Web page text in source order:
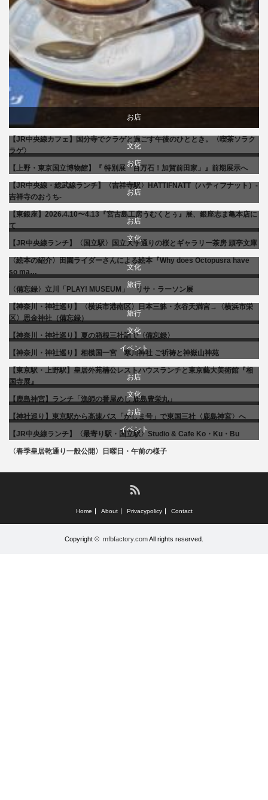
お店
食べ物
【JR中央線カフェ】国分寺でクラゲと過ごす午後のひととき。〈喫茶ソラク
ラゲ〉
文化
美術展・美術館・博物館巡り
【上野・東京国立博物館】『 特別展「百万石！加賀前田家」』前期展示へ
お店
食べ物
【JR中央線・総武線ランチ】〈吉祥寺駅〉HATTIFNATT（ハティフナット）-
吉祥寺のおうち-
お店
商品紹介
文化
【東銀座】2026.4.10〜4.13『宮古島工房うむくとぅ』展、銀座志ま亀本店に
て
お店
生活
食べ物
【JR中央線ランチ】〈国立駅〉国立大学通りの桜とギャラリー茶房 頑亭文庫
文化
〈絵本の紹介〉田園ライダーさんによる絵本『Why does Octopusra have
so ma…
文化
美術展・美術館・博物館巡り
〈備忘録〉立川「PLAY! MUSEUM」 リサ・ラーソン展
旅行
【神奈川・神社巡り】〈横浜市港南区〉日本三躰・永谷天満宮→〈横浜市栄
区〉思金神社（備忘録）
旅行
【神奈川・神社巡り】夏の箱根三社詣で〈備忘録〉
文化
旅行
【神奈川・神社巡り】相模国一宮 寒川神社 ご祈祷と神嶽山神苑
イベント
文化
美術展・美術館・博物館巡り
【東京駅・上野駅】皇居外苑楠公レストハウスランチと東京藝大美術館『相
国寺展』
お店
旅行
食べ物
【鹿島神宮】ランチ「漁師の番屋めし 鹿島豊栄丸」
文化
旅行
【神社巡り】東京駅から高速バス「かしま号」で東国三社〈鹿島神宮〉へ
お店
食べ物
【JR中央線ランチ】〈最寄り駅・国立駅〉Studio & Cafe Ko・Ku・Bu
イベント
文化
〈春季皇居乾通り一般公開〉日曜日・午前の様子
Home About Privacypolicy Contact
Copyright © mfbfactory.comAll rights reserved.